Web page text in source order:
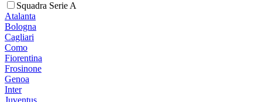
Squadra Serie A
Atalanta
Bologna
Cagliari
Como
Fiorentina
Frosinone
Genoa
Inter
Juventus